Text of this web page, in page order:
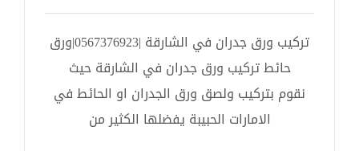
تركيب ورق جدران في الشارقة |0567376923|ورق
حائط تركيب ورق جدران في الشارقة حيث
نقوم بتركيب ولصق ورق الجدران او الحائط في
الامارات الحبيبة يفضلها الكثير من